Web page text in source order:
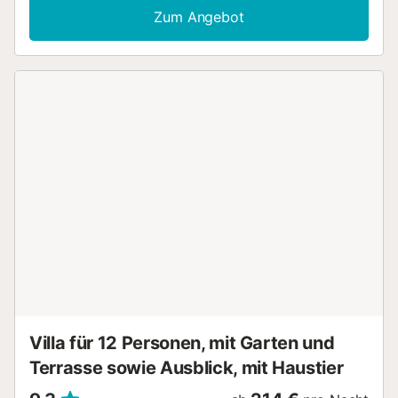
Zum Angebot
Villa für 12 Personen, mit Garten und
Terrasse sowie Ausblick, mit Haustier